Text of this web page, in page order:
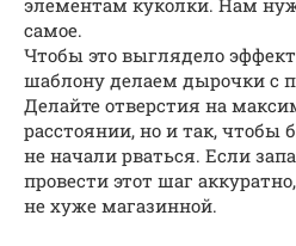
самое.
Чтобы это выглядело
шаблону делаем дырочки с
Делайте отверстия на
расстоянии, но и так, чтобы
не начали рваться. Если
провести этот шаг
не хуже магазинной.